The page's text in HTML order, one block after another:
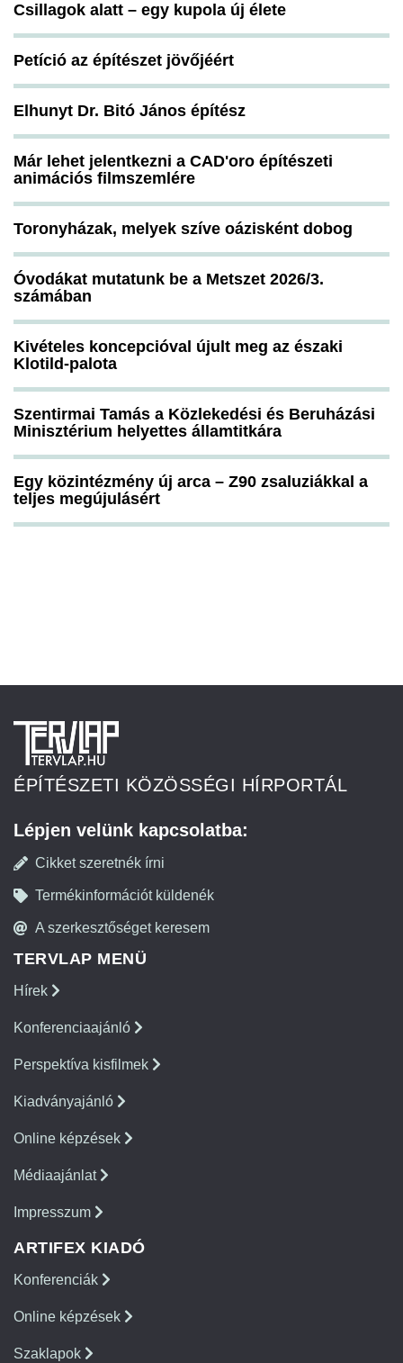
Csillagok alatt – egy kupola új élete
Petíció az építészet jövőjéért
Elhunyt Dr. Bitó János építész
Már lehet jelentkezni a CAD'oro építészeti
animációs filmszemlére
Toronyházak, melyek szíve oázisként dobog
Óvodákat mutatunk be a Metszet 2026/3.
számában
Kivételes koncepcióval újult meg az északi
Klotild-palota
Szentirmai Tamás a Közlekedési és Beruházási
Minisztérium helyettes államtitkára
Egy közintézmény új arca – Z90 zsaluziákkal a
teljes megújulásért
ÉPÍTÉSZETI KÖZÖSSÉGI HÍRPORTÁL
Lépjen velünk kapcsolatba:
Cikket szeretnék írni
Termékinformációt küldenék
A szerkesztőséget keresem
TERVLAP MENÜ
Hírek
Konferenciaajánló
Perspektíva kisfilmek
Kiadványajánló
Online képzések
Médiaajánlat
Impresszum
ARTIFEX KIADÓ
Konferenciák
Online képzések
Szaklapok